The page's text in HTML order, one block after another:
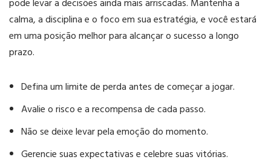
pode levar a decisões ainda mais arriscadas. Mantenha a
calma, a disciplina e o foco em sua estratégia, e você estará
em uma posição melhor para alcançar o sucesso a longo
prazo.
Defina um limite de perda antes de começar a jogar.
Avalie o risco e a recompensa de cada passo.
Não se deixe levar pela emoção do momento.
Gerencie suas expectativas e celebre suas vitórias.